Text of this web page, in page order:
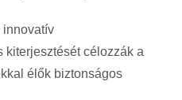
innovatív
kiterjesztését célozzák a
élők biztonságos